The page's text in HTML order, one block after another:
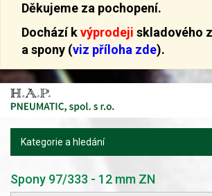
Děkujeme za pochopení.
Dochází kvýprodeji skladového
a spony (viz příloha zde).
Kategorie a hledání
Spony 97/333 - 12 mm ZN